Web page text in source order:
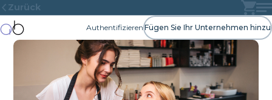
Zurück
Authentifizieren Fügen Sie Ihr Unternehmen hinzu